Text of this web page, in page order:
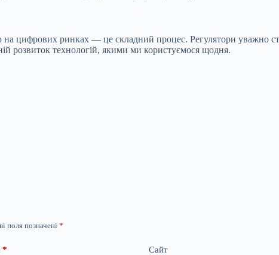
цифрових ринках — це складний процес. Регулятори уважно
розвиток технологій, якими ми користуємося щодня.
поля позначені *
* Сайт